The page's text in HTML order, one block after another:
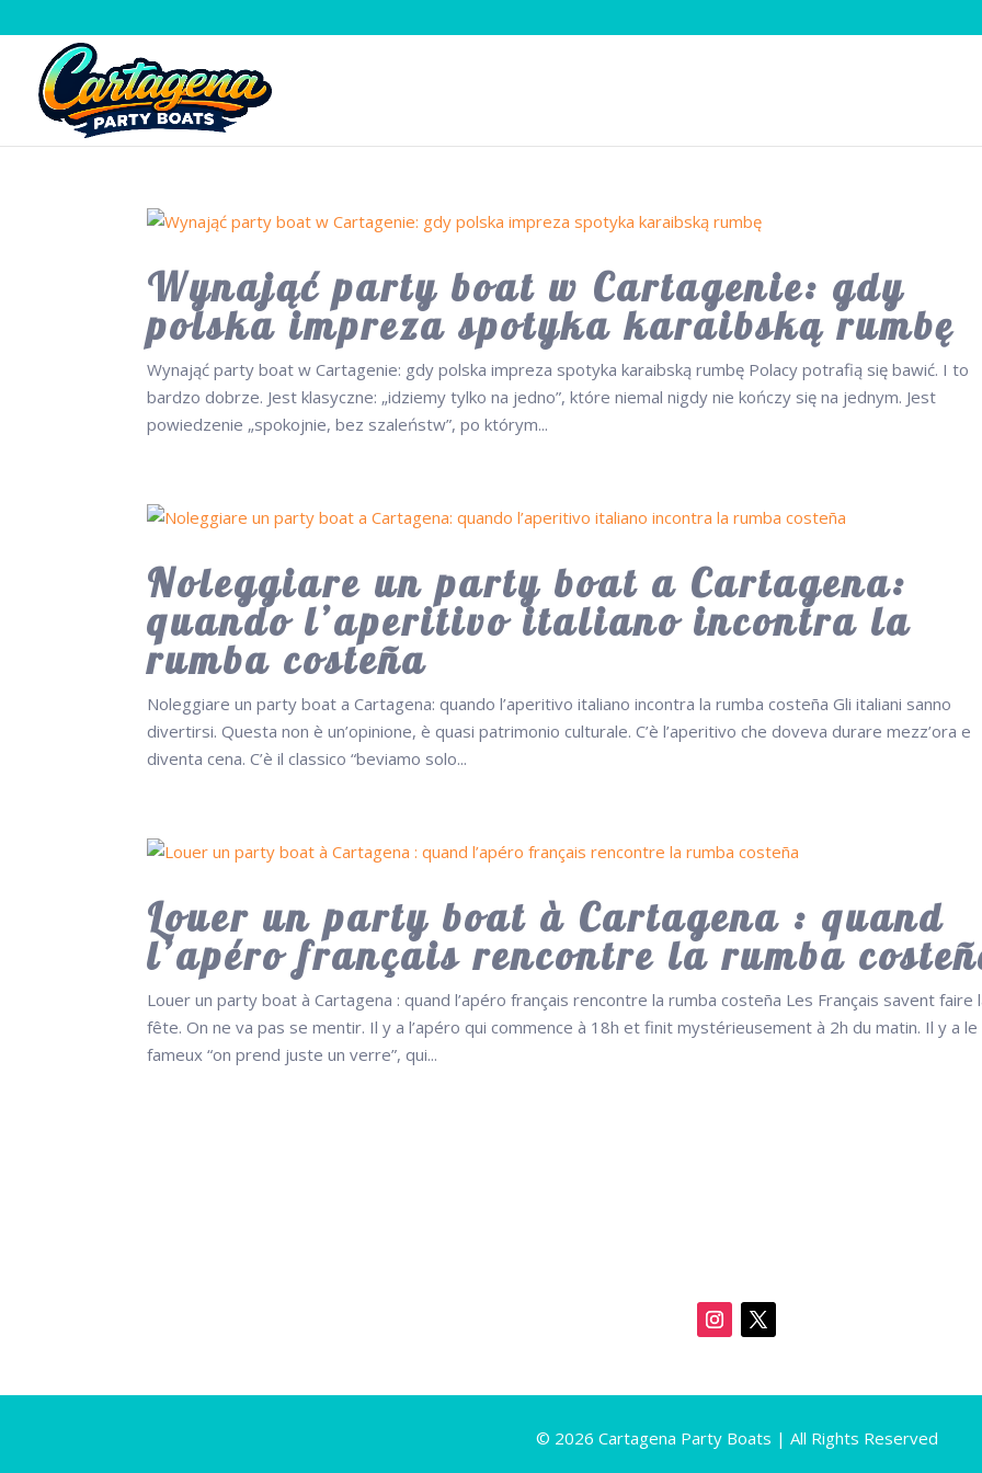
Wynająć party boat w Cartagenie: gdy
polska impreza spotyka karaibską rumbę
Wynająć party boat w Cartagenie: gdy polska impreza spotyka karaibską rumbę Polacy potrafią się bawić. I to
bardzo dobrze. Jest klasyczne: „idziemy tylko na jedno”, które niemal nigdy nie kończy się na jednym. Jest
powiedzenie „spokojnie, bez szaleństw”, po którym...
Noleggiare un party boat a Cartagena:
quando l’aperitivo italiano incontra la
rumba costeña
Noleggiare un party boat a Cartagena: quando l’aperitivo italiano incontra la rumba costeña Gli italiani sanno
divertirsi. Questa non è un’opinione, è quasi patrimonio culturale. C’è l’aperitivo che doveva durare mezz’ora e
diventa cena. C’è il classico “beviamo solo...
Louer un party boat à Cartagena : quand
l’apéro français rencontre la rumba
Louer un party boat à Cartagena : quand l’apéro français rencontre la rumba costeña Les Français savent faire
fête. On ne va pas se mentir. Il y a l’apéro qui commence à 18h et finit mystérieusement à 2h du matin. Il y a le
fameux “on prend juste un verre”, qui...
© 2026 Cartagena Party Boats | All Rights Reserved